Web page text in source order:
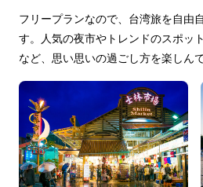
フリープランなので、台湾旅を自由
す。人気の夜市やトレンドのスポッ
など、思い思いの過ごし方を楽しんで